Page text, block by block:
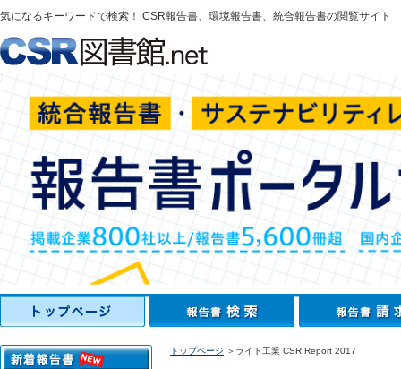
気になるキーワードで検索！ CSR報告書、環境報告書、統合報告書の閲覧サイト
トップページ ＞ライト工業 CSR Report 2017